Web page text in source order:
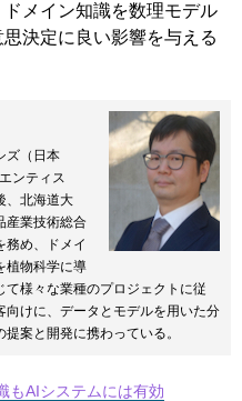
メイン知識を数理モデル
決定に良い影響を与える
ズ（日本
ンティス
、北海道大
産業技術総合
務め、ドメイ
植物科学に導
て様々な業種のプロジェクトに従
けに、データとモデルを用いた分
案と開発に携わっている。
もAIシステムには有効